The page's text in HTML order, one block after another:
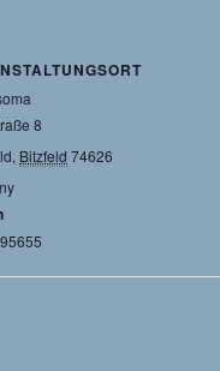
8
, Bitzfeld 74626